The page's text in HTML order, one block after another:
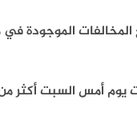
الموجودة